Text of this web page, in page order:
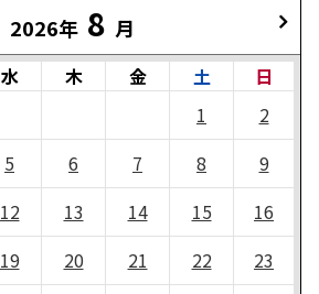
2026年 8 月
水 木 金 土
日
1
2
5 6 7 8
9
12 13 14 15
16
19 20 21 22
23